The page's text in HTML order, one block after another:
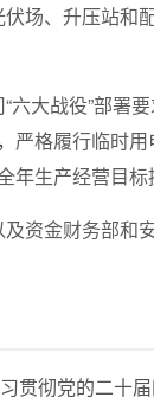
场、升压站和
“六大战役”部署
严格履行临时
生产经营目标
资金财务部和
贯彻党的二十